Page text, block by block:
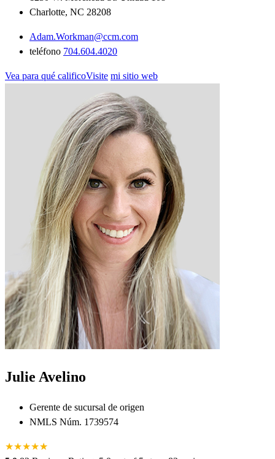
Charlotte, NC 28208
Adam.Workman@ccm.com
teléfono 704.604.4020
Vea para qué calificoVisite mi sitio web
Julie Avelino
Gerente de sucursal de origen
NMLS Núm. 1739574
★★★★★
★